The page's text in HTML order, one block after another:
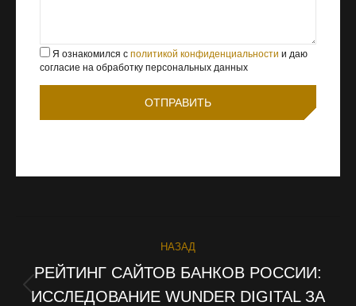
Я ознакомился с политикой конфиденциальности и даю
согласие на обработку персональных данных
НАВИГАЦИЯ
ПО
НАЗАД
Предыдущая
РЕЙТИНГ САЙТОВ БАНКОВ РОССИИ:
ИССЛЕДОВАНИЕ WUNDER DIGITAL ЗА